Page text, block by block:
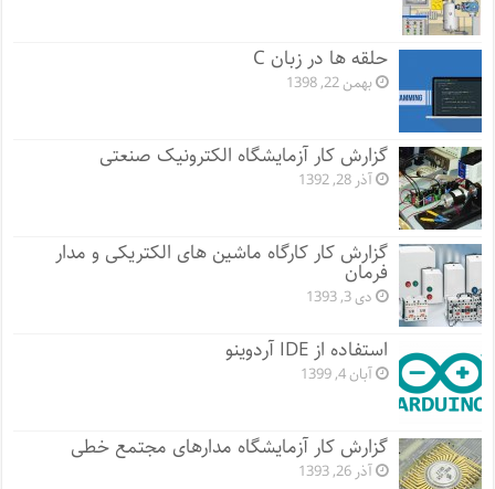
حلقه ها در زبان C
بهمن 22, 1398
گزارش کار آزمایشگاه الکترونیک صنعتی
آذر 28, 1392
گزارش کار کارگاه ماشین های الکتریکی و مدار
فرمان
دی 3, 1393
استفاده از IDE آردوینو
آبان 4, 1399
گزارش کار آزمایشگاه مدارهای مجتمع خطی
آذر 26, 1393